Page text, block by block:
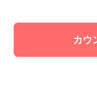
カウ